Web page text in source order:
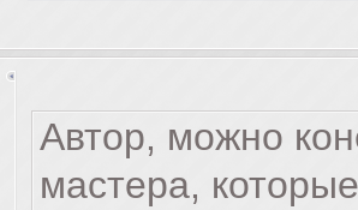
Автор, можно
мастера,